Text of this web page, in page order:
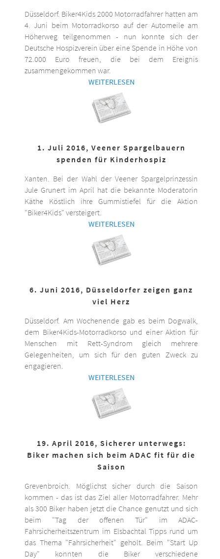
Düsseldorf. Biker4Kids 2000 Motorradfahrer hatten am
4. Juni beim Motorradkorso auf der Automeile am
Höherweg teilgenommen - nun konnte sich der
Deutsche Hospizverein über eine Spende in Höhe von
72.000 Euro freuen, die bei dem Ereignis
zusammengekommen war.
WEITERLESEN
1. Juli 2016, Veener Spargelbauern
spenden für Kinderhospiz
Xanten. Bei der Wahl der Veener Spargelprinzessin
Jule Grunert im April hat die bekannte Moderatorin
Käthe Köstlich ihre Gummistiefel für die Aktion
"Biker4Kids" versteigert.
WEITERLESEN
6. Juni 2016, Düsseldorfer zeigen ganz
viel Herz
Düsseldorf. Am Wochenende gab es beim Dogwalk,
dem Biker4Kids-Motorradkorso und einer Aktion für
Menschen mit Rett-Syndrom gleich mehrere
Gelegenheiten, um sich für den guten Zweck zu
engagieren.
WEITERLESEN
19. April 2016, Sicherer unterwegs:
Biker machen sich beim ADAC fit für die
Saison
Grevenbroich. Möglichst sicher durch die Saison
kommen - das ist das Ziel aller Motorradfahrer. Mehr
als 300 Biker haben jetzt die Chance genutzt und sich
beim "Tag der offenen Tür" im ADAC-
Fahrsicherheitszentrum im Elsbachtal Tipps rund um
das Thema "Fahrsicherheit" geholt. Beim "Start Up
Day" konnten die Biker verschiedene